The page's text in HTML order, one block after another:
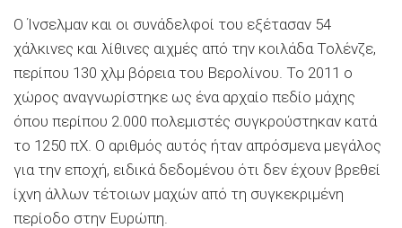
Ο Ίνσελμαν και οι συνάδελφοί του εξέτασαν 54
χάλκινες και λίθινες αιχμές από την κοιλάδα Τολένζε,
περίπου 130 χλμ βόρεια του Βερολίνου. Το 2011 ο
χώρος αναγνωρίστηκε ως ένα αρχαίο πεδίο μάχης
όπου περίπου 2.000 πολεμιστές συγκρούστηκαν κατά
το 1250 πΧ. Ο αριθμός αυτός ήταν απρόσμενα μεγάλος
για την εποχή, ειδικά δεδομένου ότι δεν έχουν βρεθεί
ίχνη άλλων τέτοιων μαχών από τη συγκεκριμένη
περίοδο στην Ευρώπη.